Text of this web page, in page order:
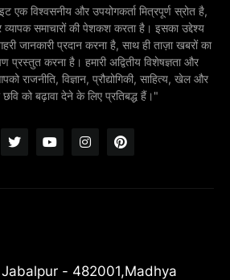
विश्वसनीय और उपयोगकर्ता मित्रपूर्ण स्रोत है,
व्यापक समाचारों की पेशकश करता है। इसका उद्देश्य
जानकारी प्रदान करना है, साथ ही ताज़ा खबरों का
प्रस्तुत करना है। हमारी अद्वितीय विशेषज्ञता और
राजनीति, विज्ञान, प्रौद्योगिकी, साहित्य, खेल और
को बढ़ावा देने के लिए प्रतिबद्ध हैं।"
- 482001,Madhya